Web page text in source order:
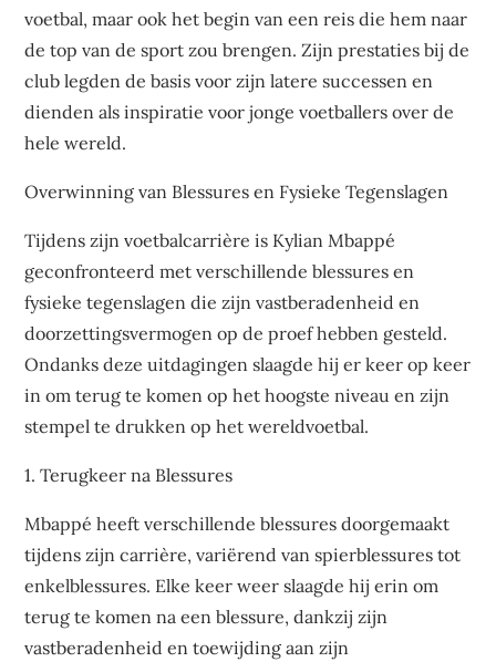
voetbal, maar ook het begin van een reis die hem naar
de top van de sport zou brengen. Zijn prestaties bij de
club legden de basis voor zijn latere successen en
dienden als inspiratie voor jonge voetballers over de
hele wereld.
Overwinning van Blessures en Fysieke Tegenslagen
Tijdens zijn voetbalcarrière is Kylian Mbappé
geconfronteerd met verschillende blessures en
fysieke tegenslagen die zijn vastberadenheid en
doorzettingsvermogen op de proef hebben gesteld.
Ondanks deze uitdagingen slaagde hij er keer op keer
in om terug te komen op het hoogste niveau en zijn
stempel te drukken op het wereldvoetbal.
1. Terugkeer na Blessures
Mbappé heeft verschillende blessures doorgemaakt
tijdens zijn carrière, variërend van spierblessures tot
enkelblessures. Elke keer weer slaagde hij erin om
terug te komen na een blessure, dankzij zijn
vastberadenheid en toewijding aan zijn